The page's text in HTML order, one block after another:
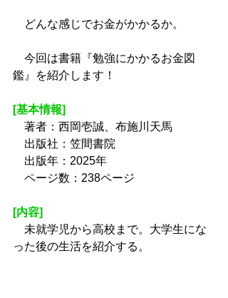
どんな感じでお金がかかるか。
今回は書籍『勉強にかかるお金図
鑑』を紹介します！
[基本情報]
著者：西岡壱誠、布施川天馬
出版社：笠間書院
出版年：2025年
ページ数：238ページ
[内容]
未就学児から高校まで。大学生にな
った後の生活を紹介する。